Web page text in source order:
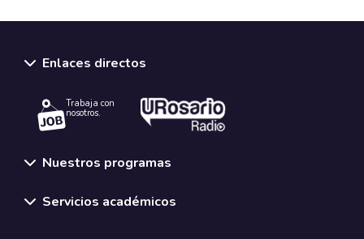
Enlaces directos
Trabaja con
nosotros.
Nuestros programas
Servicios académicos